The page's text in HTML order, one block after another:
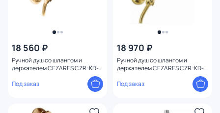
18 560 ₽
Ручной душ со шлангом и
держателем CEZARES CZR-KD-
Под заказ
18 970 ₽
Ручной душ со шлангом и
держателем CEZARES CZR-KD-
Под заказ